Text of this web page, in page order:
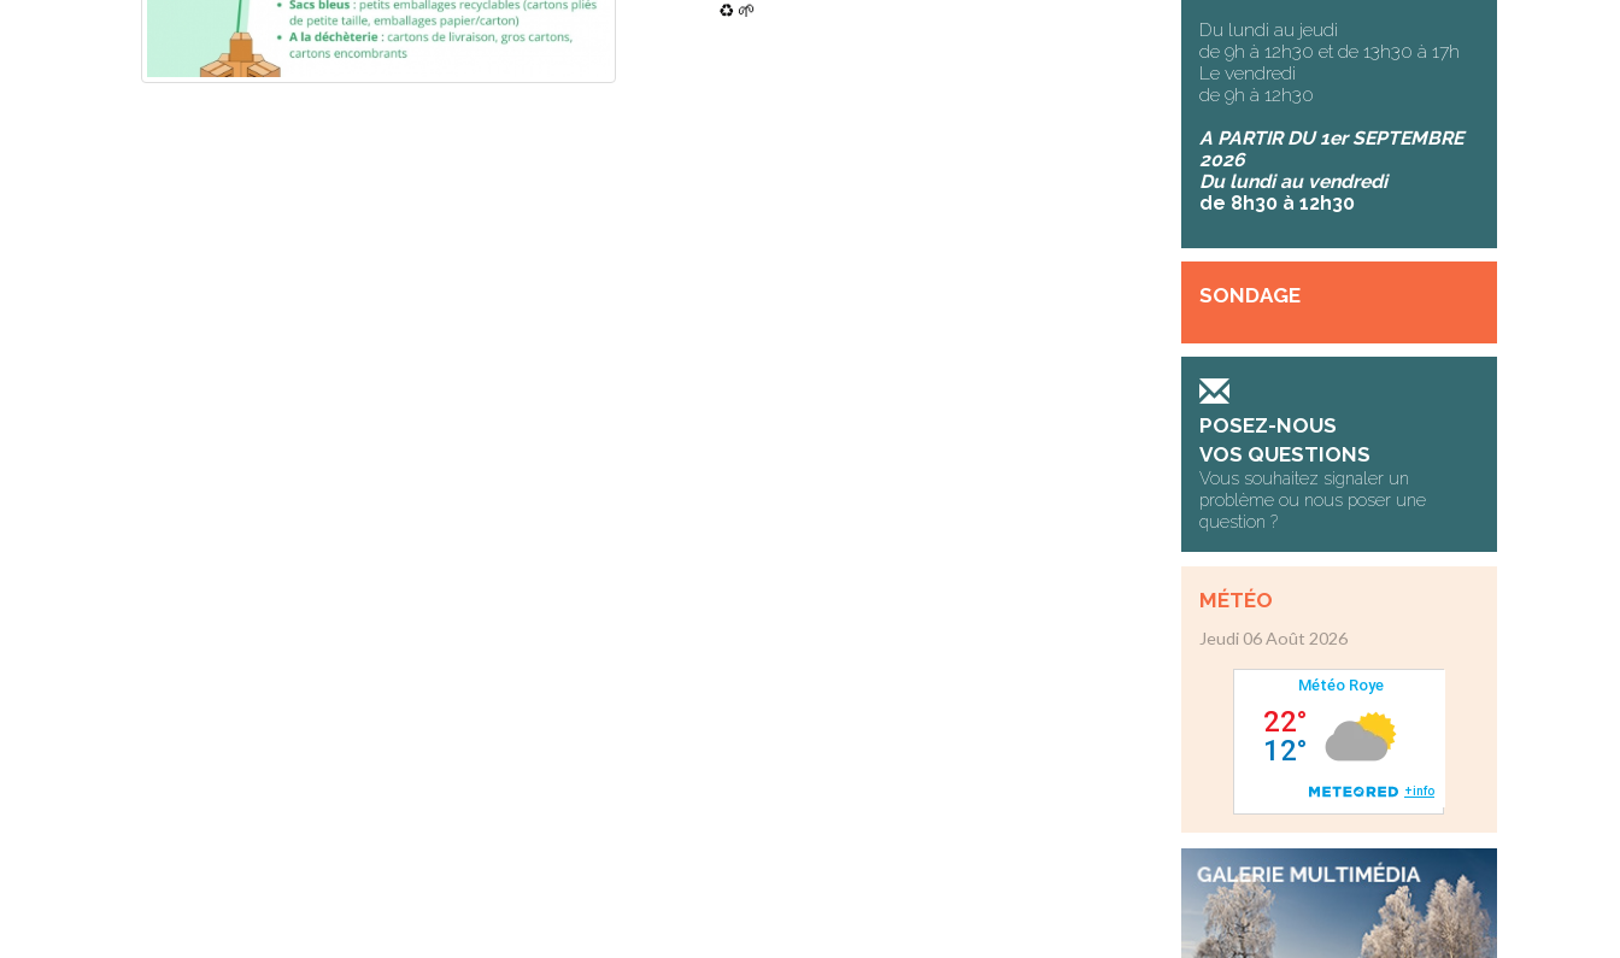
Du lundi au jeudi
de 9h à 12h30 et de 13h30 à 17h
Le vendredi
de 9h à 12h30
A PARTIR DU 1er SEPTEMBRE
2026
Du lundi au vendredi
de 8h30 à 12h30
SONDAGE
POSEZ-NOUS
VOS QUESTIONS
Vous souhaitez signaler un
problème ou nous poser une
question ?
MÉTÉO
Jeudi 06 Août 2026